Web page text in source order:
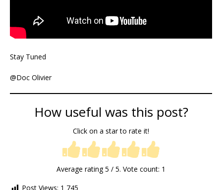
Stay Tuned
@Doc Olivier
How useful was this post?
Click on a star to rate it!
Average rating5 / 5. Vote count: 1
Post Views: 1 745